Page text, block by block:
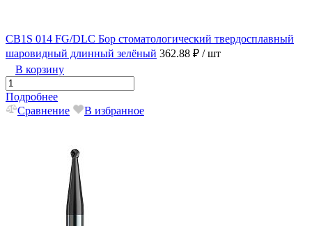
CB1S 014 FG/DLC Бор стоматологический твердосплавный
шаровидный длинный зелёный 362.88 ₽ / шт
В корзину
Подробнее
Сравнение
В избранное